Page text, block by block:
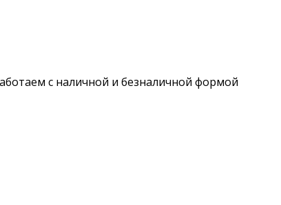
с наличной и безналичной формой